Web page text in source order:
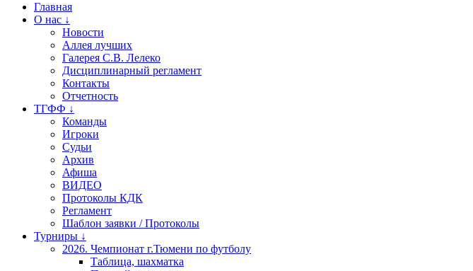
Главная
О нас ↓
Новости
Аллея лучших
Галерея С.В. Лелеко
Дисциплинарный регламент
Контакты
Отчетность
ТГФФ ↓
Команды
Игроки
Судьи
Архив
Афиша
ВИДЕО
Протоколы КДК
Регламент
Шаблон заявки / Протоколы
Турниры ↓
2026. Чемпионат г.Тюмени по футболу
Таблица, шахматка